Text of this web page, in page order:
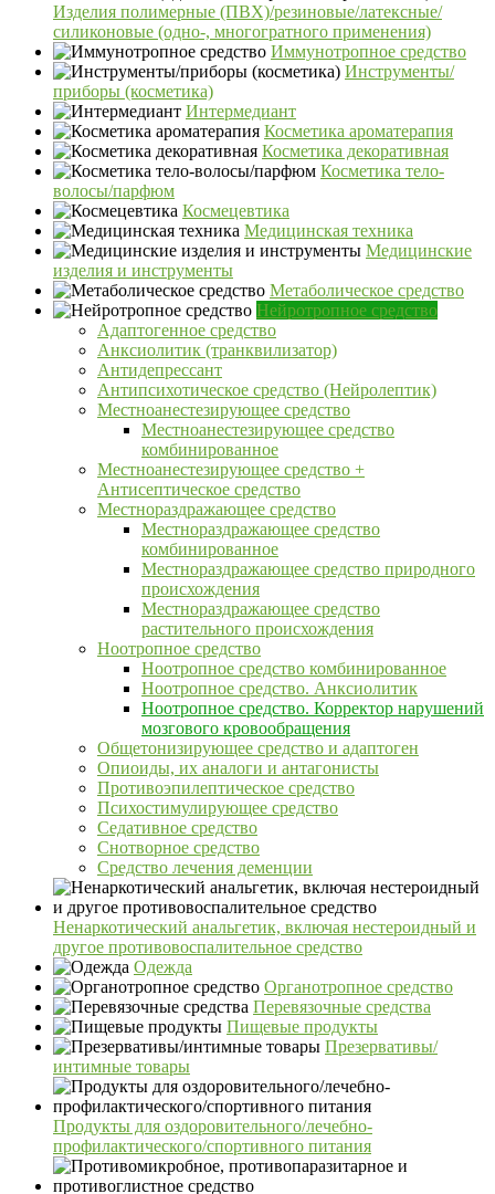
Изделия полимерные (ПВХ)/резиновые/латексные/
силиконовые (одно-, многогратного применения)
Иммунотропное средство
Инструменты/
приборы (косметика)
Интермедиант
Косметика ароматерапия
Косметика декоративная
Косметика тело-
волосы/парфюм
Космецевтика
Медицинская техника
Медицинские
изделия и инструменты
Метаболическое средство
Нейротропное средство
Адаптогенное средство
Анксиолитик (транквилизатор)
Антидепрессант
Антипсихотическое средство (Нейролептик)
Местноанестезирующее средство
Местноанестезирующее средство
комбинированное
Местноанестезирующее средство +
Антисептическое средство
Местнораздражающее средство
Местнораздражающее средство
комбинированное
Местнораздражающее средство природного
происхождения
Местнораздражающее средство
растительного происхождения
Ноотропное средство
Ноотропное средство комбинированное
Ноотропное средство. Анксиолитик
Ноотропное средство. Корректор нарушений
мозгового кровообращения
Общетонизирующее средство и адаптоген
Опиоиды, их аналоги и антагонисты
Противоэпилептическое средство
Психостимулирующее средство
Седативное средство
Снотворное средство
Средство лечения деменции
Ненаркотический анальгетик, включая нестероидный и
другое противовоспалительное средство
Одежда
Органотропное средство
Перевязочные средства
Пищевые продукты
Презервативы/
интимные товары
Продукты для оздоровительного/лечебно-
профилактического/спортивного питания